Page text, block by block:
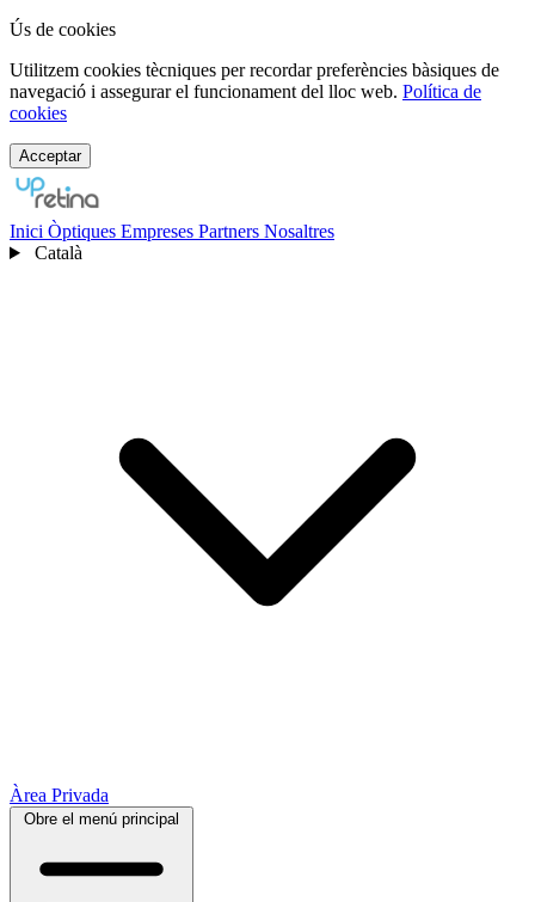
Ús de cookies
Utilitzem cookies tècniques per recordar preferències bàsiques de
navegació i assegurar el funcionament del lloc web. Política de
cookies
Acceptar
Inici Òptiques Empreses Partners Nosaltres
Català
Àrea Privada
Obre el menú principal